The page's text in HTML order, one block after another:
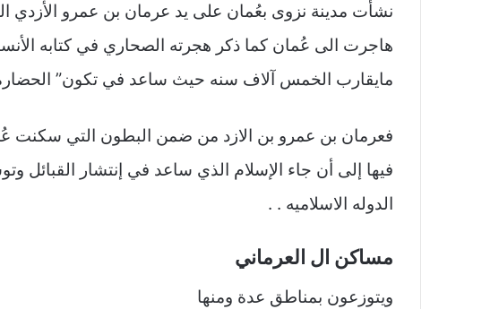
نشأت مدينة نزوى بعُمان على يد عرمان بن عمرو الأزدي
هاجرت الى عُمان كما ذكر هجرته الصحاري في كتابه
مايقارب الخمس آلاف سنه حيث ساعد في تكون” الحضارة
فعرمان بن عمرو بن الازد من ضمن البطون التي
فيها إلى أن جاء الإسلام الذي ساعد في إنتشار القبائل
الدوله الاسلاميه . .
مساكن ال العرماني
ويتوزعون بمناطق عدة ومنها